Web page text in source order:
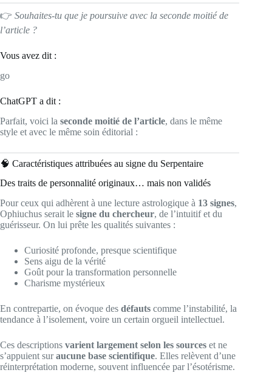
👉 Souhaites-tu que je poursuive avec la seconde moitié de
l’article ?
Vous avez dit :
go
ChatGPT a dit :
Parfait, voici la seconde moitié de l’article, dans le même
style et avec le même soin éditorial :
🧠 Caractéristiques attribuées au signe du Serpentaire
Des traits de personnalité originaux… mais non validés
Pour ceux qui adhèrent à une lecture astrologique à 13 signes,
Ophiuchus serait le signe du chercheur, de l’intuitif et du
guérisseur. On lui prête les qualités suivantes :
Curiosité profonde, presque scientifique
Sens aigu de la vérité
Goût pour la transformation personnelle
Charisme mystérieux
En contrepartie, on évoque des défauts comme l’instabilité, la
tendance à l’isolement, voire un certain orgueil intellectuel.
Ces descriptions varient largement selon les sources et ne
s’appuient suraucune base scientifique. Elles relèvent d’une
réinterprétation moderne, souvent influencée par l’ésotérisme.